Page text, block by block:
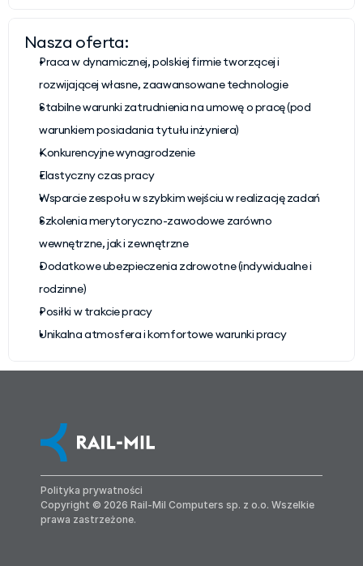
Nasza oferta:
Praca w dynamicznej, polskiej firmie tworzącej i
rozwijającej własne, zaawansowane technologie
Stabilne warunki zatrudnienia na umowę o pracę (pod
warunkiem posiadania tytułu inżyniera)
Konkurencyjne wynagrodzenie
Elastyczny czas pracy
Wsparcie zespołu w szybkim wejściu w realizację zadań
Szkolenia merytoryczno-zawodowe zarówno
wewnętrzne, jak i zewnętrzne
Dodatkowe ubezpieczenia zdrowotne (indywidualne i
rodzinne)
Posiłki w trakcie pracy
Unikalna atmosfera i komfortowe warunki pracy
Polityka prywatności
Copyright © 2026 Rail-Mil Computers sp. z o.o. Wszelkie
prawa zastrzeżone.